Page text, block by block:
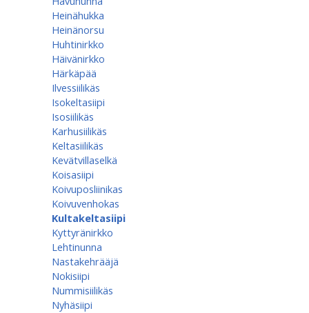
Heinähukka
Heinänorsu
Huhtinirkko
Häivänirkko
Härkäpää
Ilvessiilikäs
Isokeltasiipi
Isosiilikäs
Karhusiilikäs
Keltasiilikäs
Kevätvillaselkä
Koisasiipi
Koivuposliinikas
Koivuvenhokas
Kultakeltasiipi
Kyttyränirkko
Lehtinunna
Nastakehrääjä
Nokisiipi
Nummisiilikäs
Nyhäsiipi